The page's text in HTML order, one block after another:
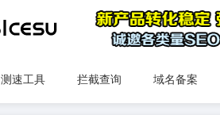
测速工具 拦截查询 域名备案